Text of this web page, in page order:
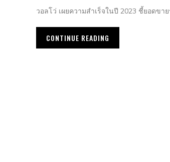
วอลโว่ เผยความสำเร็จในปี 2023 ชี้ยอดขา
CONTINUE READING